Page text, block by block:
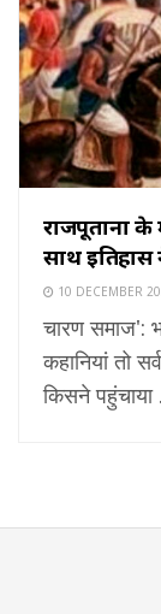
राजपूताना के
साथ इतिहास
10 DECEMBER
चारण समाज':
कहानियां तो
किसने पहुंचाया